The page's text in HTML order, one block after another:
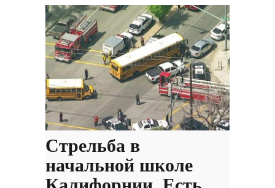
Стрельба в
начальной школе